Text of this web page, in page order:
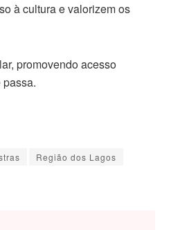
à cultura e valorizem os
promovendo acesso
Região dos Lagos